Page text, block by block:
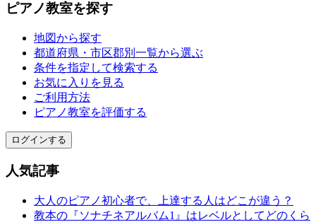
ピアノ教室を探す
地図から探す
都道府県・市区郡別一覧から選ぶ
条件を指定して検索する
お気に入りを見る
ご利用方法
ピアノ教室を評価する
ログインする
人気記事
大人のピアノ初心者で、上達する人はどこが違う？
教本の『ソナチネアルバム1』はレベルとしてどのくら